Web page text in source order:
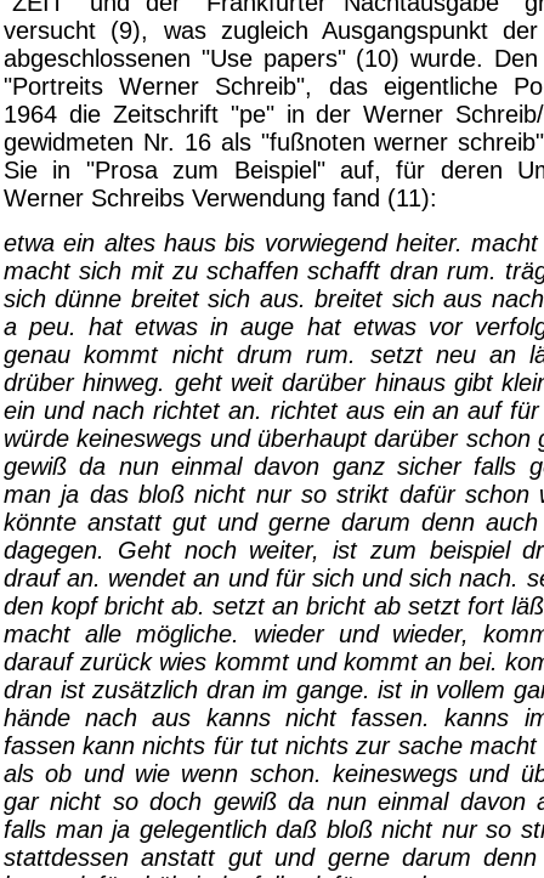
versucht (9), was zugleich Ausgangspunkt
abgeschlossenen "Use papers" (10) wurde.
"Portreits Werner Schreib", das eigentliche
1964 die Zeitschrift "pe" in der Werner
gewidmeten Nr. 16 als "fußnoten werner
Sie in "Prosa zum Beispiel" auf, für deren
Werner Schreibs Verwendung fand (11):
etwa ein altes haus bis vorwiegend heiter.
macht sich mit zu schaffen schafft dran rum.
sich dünne breitet sich aus. breitet sich aus
a peu. hat etwas in auge hat etwas vor
genau kommt nicht drum rum. setzt neu an
drüber hinweg. geht weit darüber hinaus gibt
ein und nach richtet an. richtet aus ein an auf
würde keineswegs und überhaupt darüber schon
gewiß da nun einmal davon ganz sicher falls
man ja das bloß nicht nur so strikt dafür schon
könnte anstatt gut und gerne darum denn
dagegen. Geht noch weiter, ist zum beispiel
drauf an. wendet an und für sich und sich nach.
den kopf bricht ab. setzt an bricht ab setzt fort
macht alle mögliche. wieder und wieder,
darauf zurück wies kommt und kommt an bei.
dran ist zusätzlich dran im gange. ist in vollem
hände nach aus kanns nicht fassen. kanns
fassen kann nichts für tut nichts zur sache
als ob und wie wenn schon. keineswegs und
gar nicht so doch gewiß da nun einmal davon
falls man ja gelegentlich daß bloß nicht nur so
stattdessen anstatt gut und gerne darum